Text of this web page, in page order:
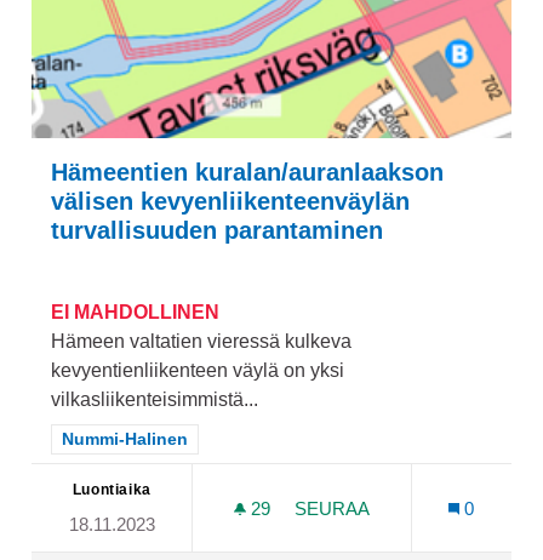
Hämeentien kuralan/auranlaakson
välisen kevyenliikenteenväylän
turvallisuuden parantaminen
EI MAHDOLLINEN
Hämeen valtatien vieressä kulkeva
kevyentienliikenteen väylä on yksi
vilkasliikenteisimmistä...
Rajaa tulokset teeman mukaan: Nummi-Halinen
Nummi-Halinen
Luontiaika
18.11.2023
29 29 SEURAAJAA
SEURAA
0